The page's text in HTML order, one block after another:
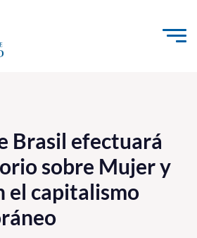
al contenido
e Innovación
Brasil efectuará
sobre Mujer y
el capitalismo